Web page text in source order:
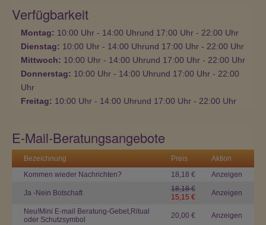
Verfügbarkeit
Montag: 10:00 Uhr - 14:00 Uhrund 17:00 Uhr - 22:00 Uhr
Dienstag: 10:00 Uhr - 14:00 Uhrund 17:00 Uhr - 22:00 Uhr
Mittwoch: 10:00 Uhr - 14:00 Uhrund 17:00 Uhr - 22:00 Uhr
Donnerstag: 10:00 Uhr - 14:00 Uhrund 17:00 Uhr - 22:00
Uhr
Freitag: 10:00 Uhr - 14:00 Uhrund 17:00 Uhr - 22:00 Uhr
E-Mail-Beratungsangebote
Bezeichnung Preis
Aktion
Kommen wieder Nachrichten?
18,18 € Anzeigen
Ja -Nein Botschaft
18,18 €
15,15 €
Anzeigen
Neu!Mini E-mail Beratung-Gebet,Ritual
oder Schutzsymbol
20,00 € Anzeigen